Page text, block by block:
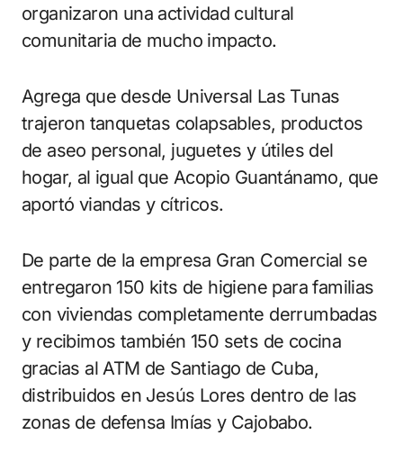
organizaron una actividad cultural
comunitaria de mucho impacto.
Agrega que desde Universal Las Tunas
trajeron tanquetas colapsables, productos
de aseo personal, juguetes y útiles del
hogar, al igual que Acopio Guantánamo, que
aportó viandas y cítricos.
De parte de la empresa Gran Comercial se
entregaron 150 kits de higiene para familias
con viviendas completamente derrumbadas
y recibimos también 150 sets de cocina
gracias al ATM de Santiago de Cuba,
distribuidos en Jesús Lores dentro de las
zonas de defensa Imías y Cajobabo.